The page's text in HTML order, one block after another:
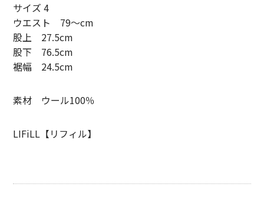
ITEM
TOPS
OUTER
サイズ 4
ウエスト 79～cm
股上 27.5cm
股下 76.5cm
裾幅 24.5cm
素材 ウール100％
LIFiLL【リフィル】